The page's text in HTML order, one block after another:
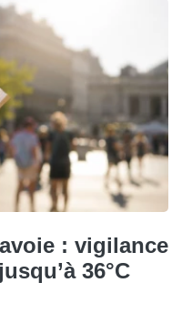
: vigilance
36°C